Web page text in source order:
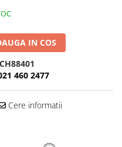
IN COS
460 2477
Cere informatii